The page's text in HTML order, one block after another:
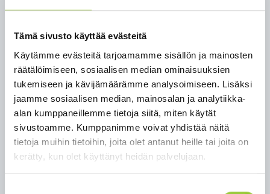
Tämä sivusto käyttää evästeitä
Käytämme evästeitä tarjoamamme sisällön ja mainosten
räätälöimiseen, sosiaalisen median ominaisuuksien
tukemiseen ja kävijämäärämme analysoimiseen. Lisäksi
jaamme sosiaalisen median, mainosalan ja analytiikka-
alan kumppaneillemme tietoja siitä, miten käytät
sivustoamme. Kumppanimme voivat yhdistää näitä
tietoja muihin tietoihin, joita olet antanut heille tai joita on
kerätty, kun olet käyttänyt heidän palvelujaan.
Toimintakykyä liikunnalla - WEBINAARIT
25.10.2023 klo 14-15 Pysytään pystyssä - voima- ja
tasapainoharjoittelu ikääntyneille
1.11. 2023 klo 14-15 Selkä- ja niskahartiaseudun
kipujen omahoito
Paltamossa voit tulla kuuntelemaan webinaareja
osoitteeseen:
Paltamon kunnantalo, kokoustila Salmela
(valtuustosali), Salmelankuja 1, 88300 Paltamo.
Samalla voit kysyä Paltamon edustajilta
paikkakunnan liikuntapalveluista.